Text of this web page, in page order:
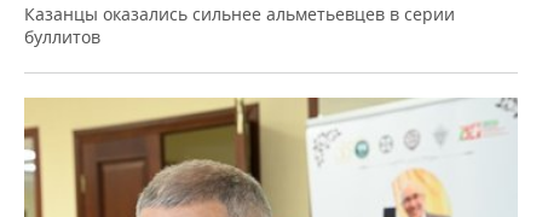
Казанцы оказались сильнее альметьевцев в серии
буллитов